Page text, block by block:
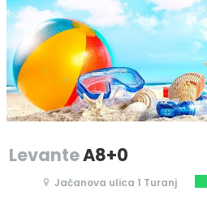
LevanteA8+0
Jačanova ulica 1 Turanj